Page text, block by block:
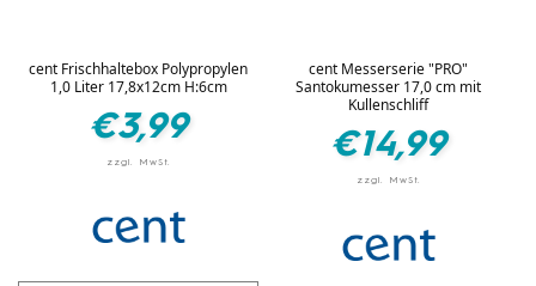
cent Frischhaltebox Polypropylen
1,0 Liter 17,8x12cm H:6cm
Normaler
Preis
€3,99
cent Messerserie "PRO"
Santokumesser 17,0 cm mit
Kullenschliff
Normaler
Preis
€14,99